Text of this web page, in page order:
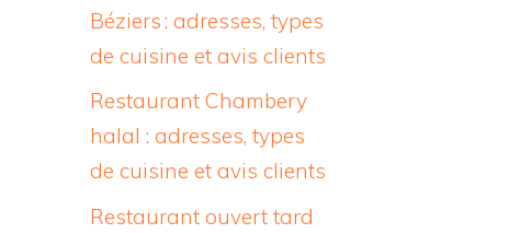
Béziers : adresses, types
de cuisine et avis clients
Restaurant Chambery
halal : adresses, types
de cuisine et avis clients
Restaurant ouvert tard